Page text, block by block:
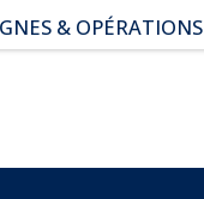
& OPÉRATIONS